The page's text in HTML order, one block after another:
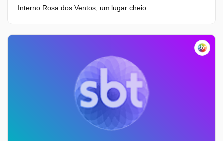
Interno Rosa dos Ventos, um lugar cheio ...